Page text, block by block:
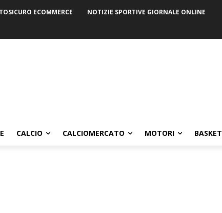
ECOMMERCE NOTIZIE SPORTIVE GIORNALE ONLINE
CALCIO CALCIOMERCATO MOTORI BASKET